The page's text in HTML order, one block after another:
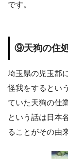
です。
⑨天狗の住
埼玉県の児玉郡
怪我をするとい
ていた天狗の仕
という話は日本
ることがその由